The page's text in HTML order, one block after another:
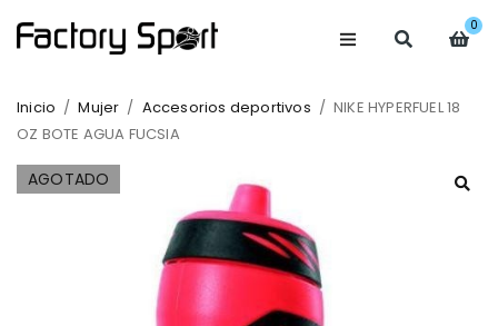
0
Inicio / Mujer / Accesorios deportivos / NIKE HYPERFUEL 18
OZ BOTE AGUA FUCSIA
AGOTADO